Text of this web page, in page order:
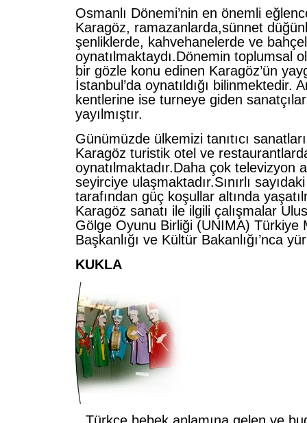
Osmanlı Dönemi’nin en önemli
Karagöz, ramazanlarda,sünnet
şenliklerde, kahvehanelerde ve
oynatılmaktaydı.Dönemin toplumsal
bir gözle konu edinen Karagöz’ün
İstanbul’da oynatıldığı bilinmektedir.
kentlerine ise turneye giden sanatçılar
yayılmıştır.
Günümüzde ülkemizi tanıtıcı
Karagöz turistik otel ve
oynatılmaktadır.Daha çok televizyon
seyirciye ulaşmaktadır.Sınırlı
tarafından güç koşullar altında
Karagöz sanatı ile ilgili çalışmalar
Gölge Oyunu Birliği (UNIMA) Türkiye
Başkanlığı ve Kültür Bakanlığı’nca
KUKLA